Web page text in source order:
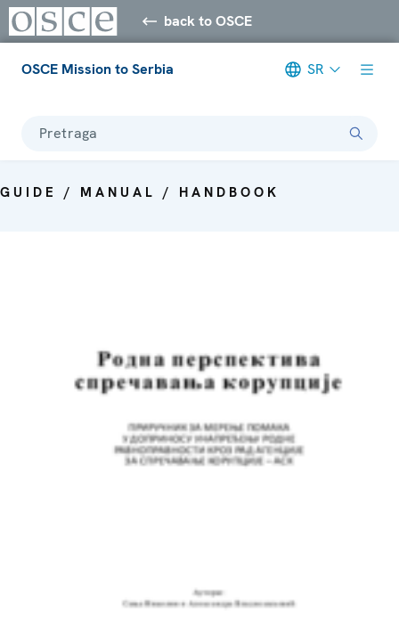
back to OSCE
OSCE Mission to Serbia SR
Pretraga
GUIDE / MANUAL / HANDBOOK